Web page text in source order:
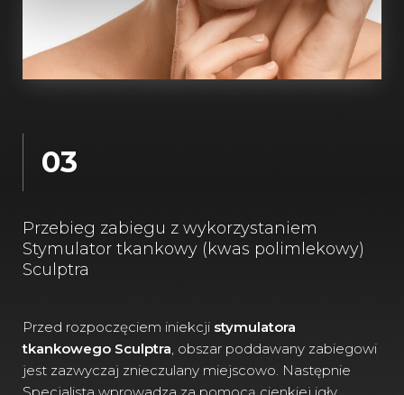
03
Przebieg zabiegu z wykorzystaniem
Stymulator tkankowy (kwas polimlekowy)
Sculptra
Przed rozpoczęciem iniekcji stymulatora
tkankowego Sculptra, obszar poddawany zabiegowi
jest zazwyczaj znieczulany miejscowo. Następnie